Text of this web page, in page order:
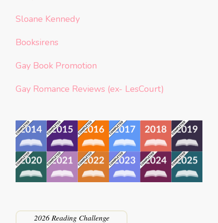
Sloane Kennedy
Booksirens
Gay Book Promotion
Gay Romance Reviews (ex- LesCourt)
2026 Reading Challenge